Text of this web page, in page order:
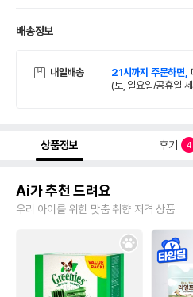
배송정보
내일배송 21시까지 주문하면,
(토, 일요일/공휴일
상품정보 후기 4
Ai가 추천 드려요
우리 아이를 위한 맞춤 취향 저격 상품